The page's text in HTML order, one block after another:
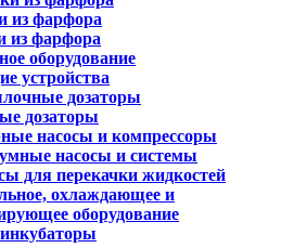
из фарфора
из фарфора
оборудование
устройства
дозаторы
дозаторы
насосы и компрессоры
насосы и системы
для перекачки жидкостей
охлаждающее и
оборудование